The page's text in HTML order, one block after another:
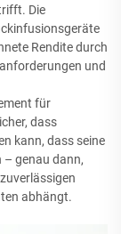
Die
Rendite durch
und
für
dass
kann, dass seine
genau dann,
abhängt.